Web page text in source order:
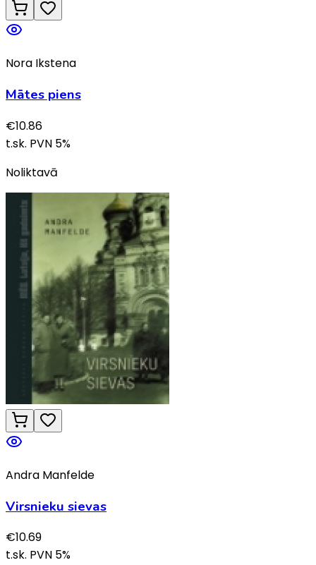
Nora Ikstena
Mātes piens
€10.86
t.sk. PVN 5%
Noliktavā
Andra Manfelde
Virsnieku sievas
€10.69
t.sk. PVN 5%